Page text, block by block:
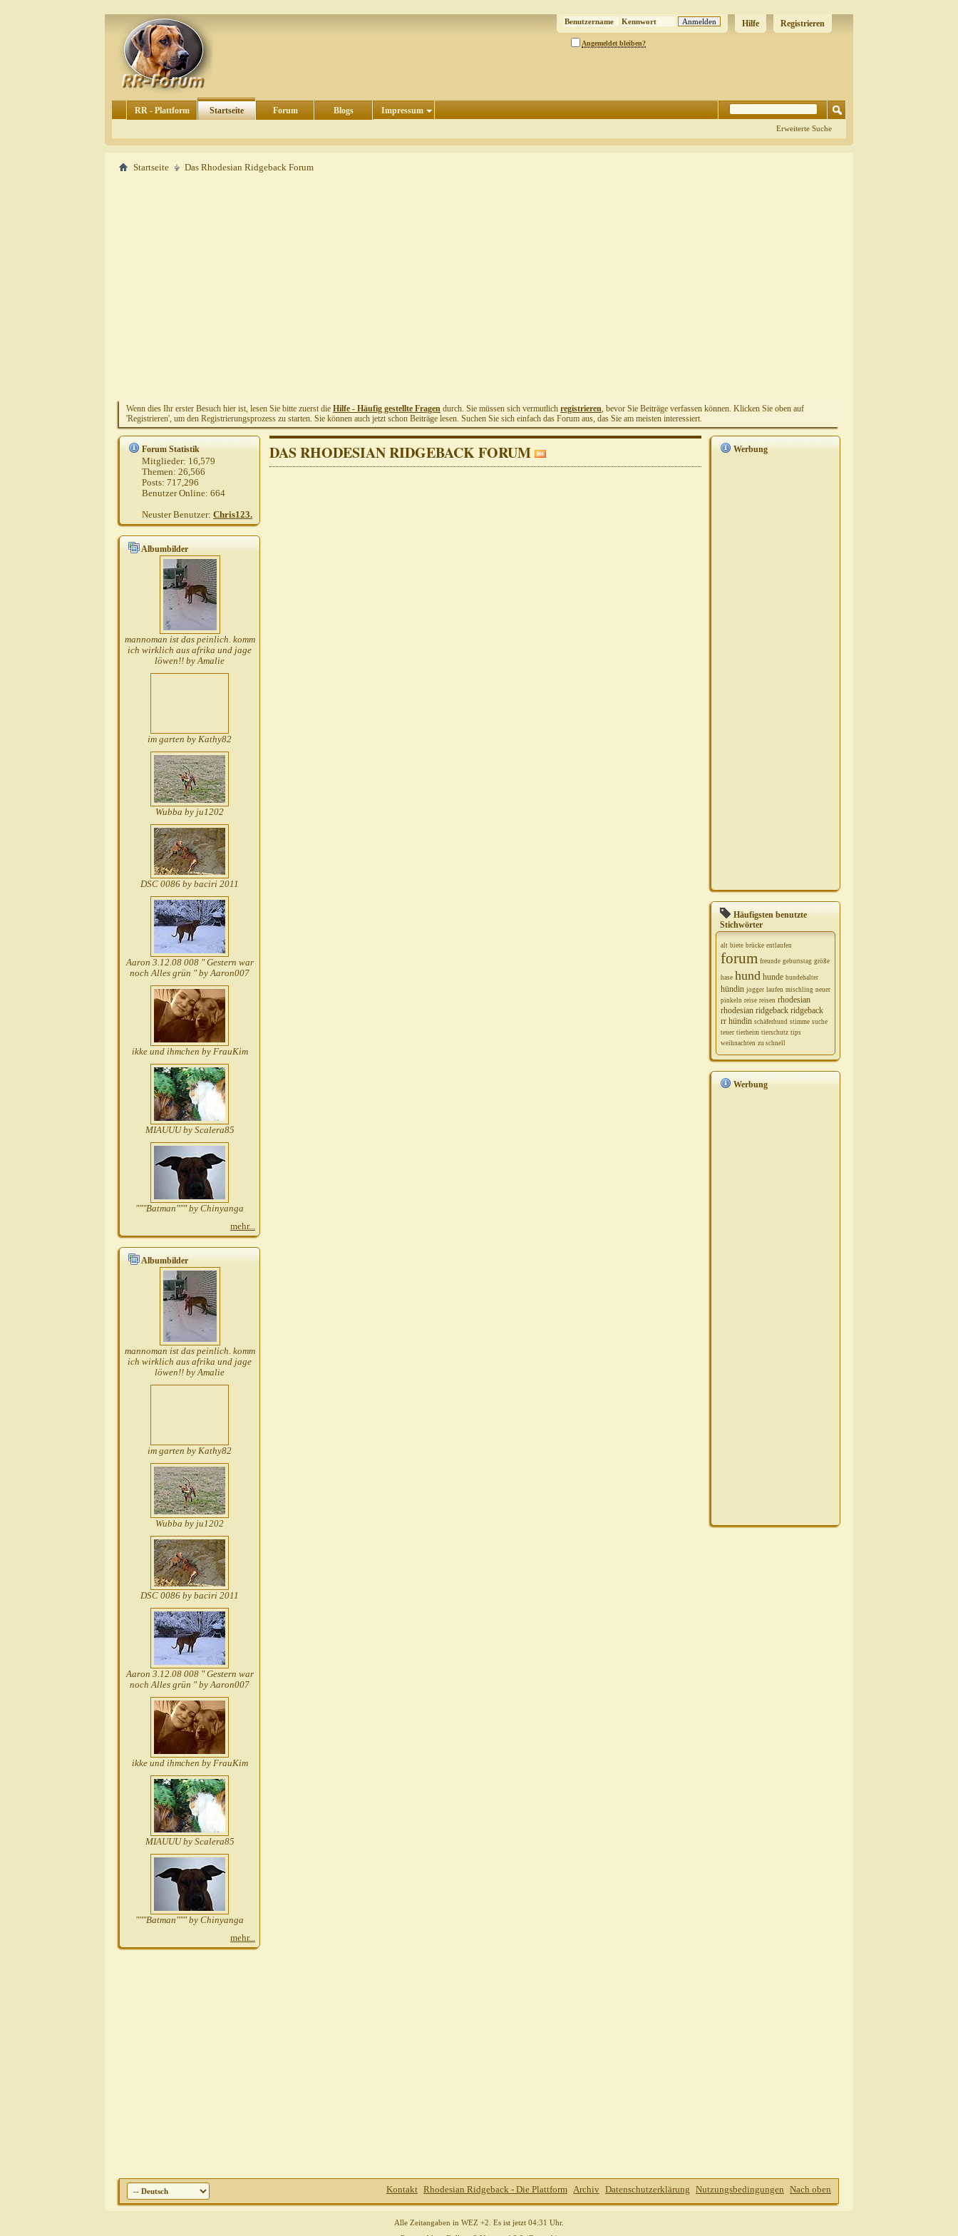
Registrieren
Hilfe
Angemeldet bleiben?
RR - Plattform Startseite Forum Blogs Impressum
Erweiterte Suche
Startseite Das Rhodesian Ridgeback Forum
Wenn dies Ihr erster Besuch hier ist, lesen Sie bitte zuerst die Hilfe - Häufig gestellte Fragen durch. Sie müssen sich vermutlich registrieren, bevor Sie Beiträge verfassen können. Klicken Sie oben auf
'Registrieren', um den Registrierungsprozess zu starten. Sie können auch jetzt schon Beiträge lesen. Suchen Sie sich einfach das Forum aus, das Sie am meisten interessiert.
Forum Statistik
Mitglieder: 16,579
Themen:26,566
Posts:717,296
Benutzer Online:664
Neuster Benutzer: Chris123.
Albumbilder
mannoman ist das peinlich. komm
ich wirklich aus afrika und jage
löwen!! by Amalie
im garten by Kathy82
Wubba by ju1202
DSC 0086 by baciri 2011
Aaron 3.12.08 008 " Gestern war
noch Alles grün " by Aaron007
ikke und ihmchen by FrauKim
MIAUUU by Scalera85
"""Batman""" by Chinyanga
mehr...
Albumbilder
mannoman ist das peinlich. komm
ich wirklich aus afrika und jage
löwen!! by Amalie
im garten by Kathy82
Wubba by ju1202
DSC 0086 by baciri 2011
Aaron 3.12.08 008 " Gestern war
noch Alles grün " by Aaron007
ikke und ihmchen by FrauKim
MIAUUU by Scalera85
"""Batman""" by Chinyanga
mehr...
DAS RHODESIAN RIDGEBACK FORUM Werbung
Häufigsten benutzte
Stichwörter
alt biete brücke entlaufen
forum freunde geburtstag größe
hase hund hunde hundehalter
hündin jogger laufen mischling neuer
pinkeln reise reisen rhodesian
rhodesian ridgeback ridgeback
rr hündin schäferhund stimme suche
teuer tierheim tierschutz tips
weihnachten zu schnell
Werbung
Kontakt Rhodesian Ridgeback - Die Plattform Archiv Datenschutzerklärung Nutzungsbedingungen Nach oben
Alle Zeitangaben in WEZ +2. Es ist jetzt 04:31 Uhr.